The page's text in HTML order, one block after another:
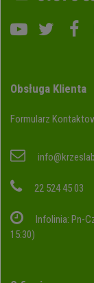
Obsługa Klienta
Formularz
22 524 45 03
Infolinia: Pn-
15:30)